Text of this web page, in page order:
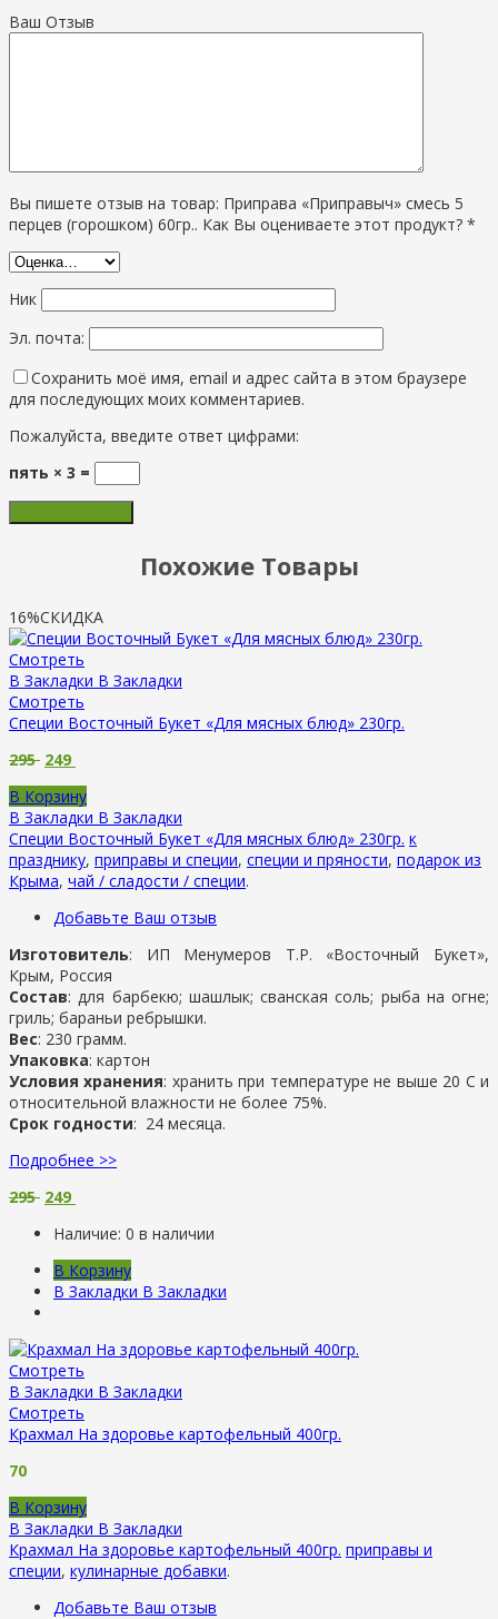
Ваш Отзыв
Вы пишете отзыв на товар: Приправа «Приправыч» смесь 5
перцев (горошком) 60гр.. Как Вы оцениваете этот продукт? *
Ник
Эл. почта:
Сохранить моё имя, email и адрес сайта в этом браузере
для последующих моих комментариев.
Пожалуйста, введите ответ цифрами:
пять × 3 =
Похожие Товары
16%СКИДКА
Смотреть
В Закладки В Закладки
Смотреть
Специи Восточный Букет «Для мясных блюд» 230гр.
295 249
В Корзину
В Закладки В Закладки
Специи Восточный Букет «Для мясных блюд» 230гр. к
празднику, приправы и специи, специи и пряности, подарок из
Крыма, чай / сладости / специи.
Добавьте Ваш отзыв
Изготовитель: ИП Менумеров Т.Р. «Восточный Букет»,
Крым, Россия
Состав: для барбекю; шашлык; сванская соль; рыба на огне;
гриль; бараньи ребрышки.
Вес: 230 грамм.
Упаковка: картон
Условия хранения: хранить при температуре не выше 20 С и
относительной влажности не более 75%.
Срок годности: 24 месяца.
Подробнее >>
295 249
Наличие: 0 в наличии
В Корзину
В Закладки В Закладки
Смотреть
В Закладки В Закладки
Смотреть
Крахмал На здоровье картофельный 400гр.
70
В Корзину
В Закладки В Закладки
Крахмал На здоровье картофельный 400гр. приправы и
специи, кулинарные добавки.
Добавьте Ваш отзыв